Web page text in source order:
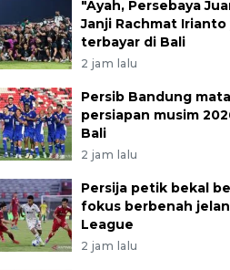
"Ayah, Persebaya
Janji Rachmat Irianto
terbayar di Bali
2 jam lalu
Persib Bandung
persiapan musim
Bali
2 jam lalu
Persija petik bekal
fokus berbenah
League
2 jam lalu